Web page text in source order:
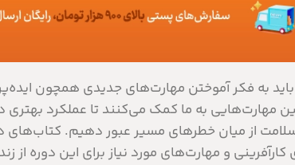
به فکر آموختن مهارت‌های جدیدی همچون
مهارت‌هایی به ما کمک می‌کنند تا عملکرد بهتری
از میان خطرهای مسیر عبور دهیم. کتاب‌های
کارآفرینی و مهارت‌های مورد نیاز برای این دوره از